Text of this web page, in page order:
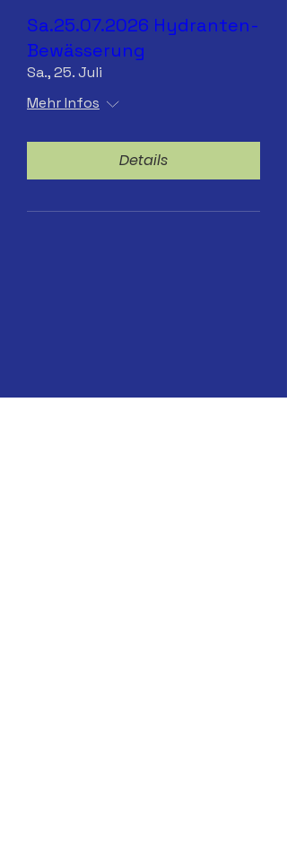
Sa.25.07.2026 Hydranten-
Bewässerung
Sa., 25. Juli
Mehr Infos
Details
13.07.2026 Hydranten-